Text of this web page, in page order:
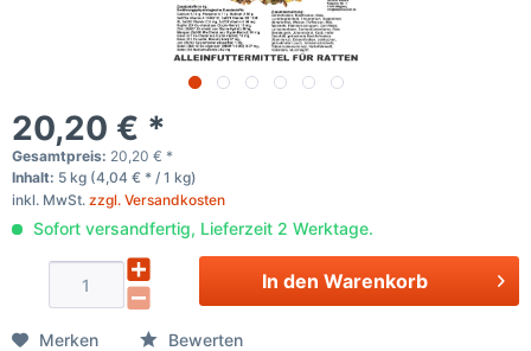
20,20 € *
Gesamtpreis: 20,20 € *
Inhalt: 5 kg (4,04 € * / 1 kg)
inkl. MwSt. zzgl. Versandkosten
Sofort versandfertig, Lieferzeit 2 Werktage.
In den Warenkorb
Merken Bewerten